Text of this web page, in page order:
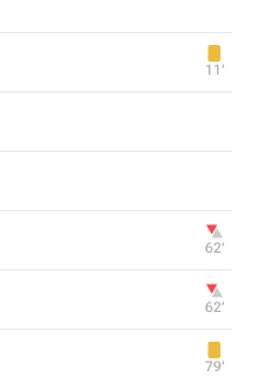
11‎’‎
62‎’‎
62‎’‎
79‎’‎